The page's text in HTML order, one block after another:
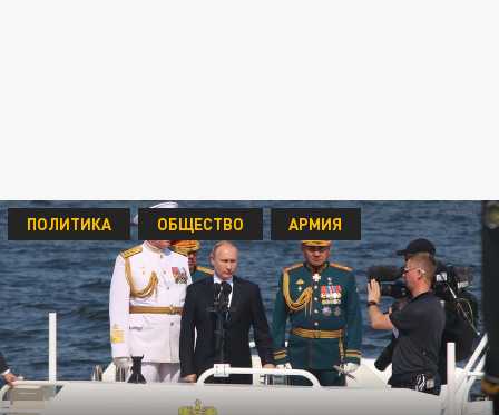
ПОЛИТИКА ОБЩЕСТВО АРМИЯ